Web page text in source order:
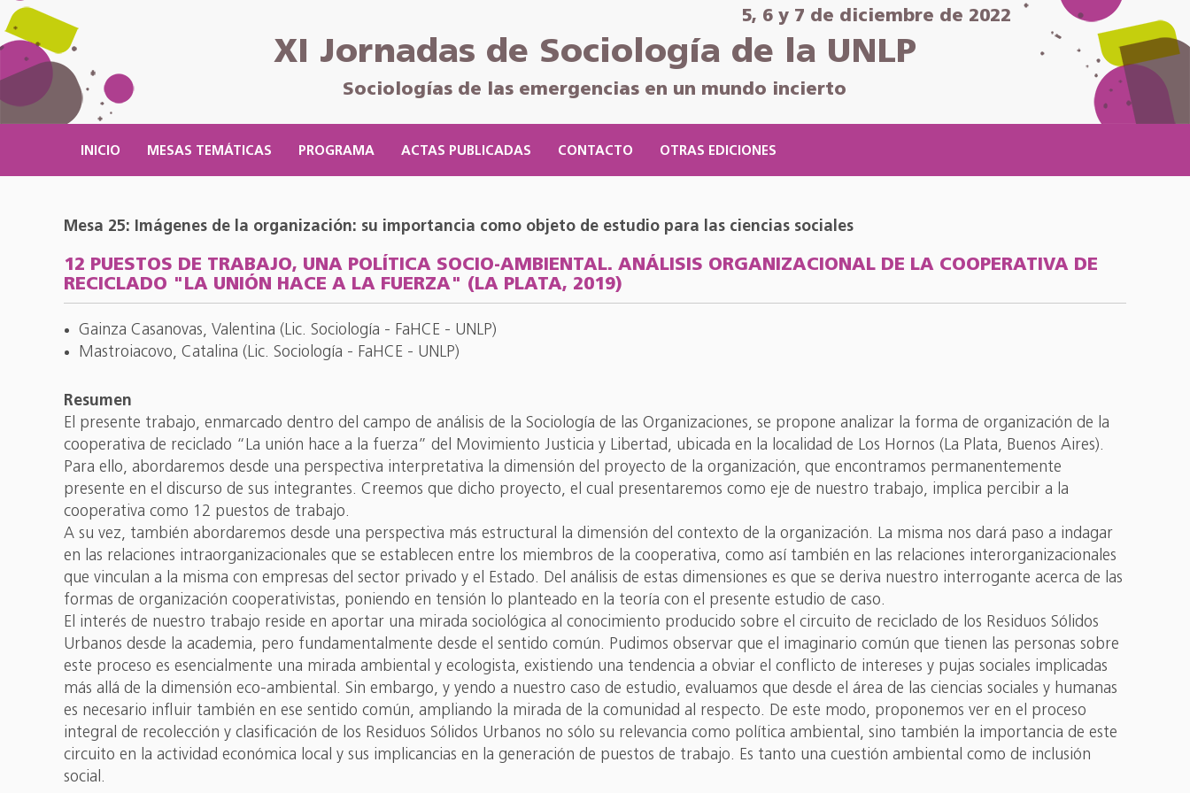
5, 6 y 7 de diciembre de 2022
XI Jornadas de Sociología de la UNLP
Sociologías de las emergencias en un mundo incierto
INICIO MESAS TEMÁTICAS PROGRAMA ACTAS PUBLICADAS CONTACTO OTRAS EDICIONES
Mesa 25: Imágenes de la organización: su importancia como objeto de estudio para las ciencias sociales
12 PUESTOS DE TRABAJO, UNA POLÍTICA SOCIO-AMBIENTAL. ANÁLISIS ORGANIZACIONAL DE LA COOPERATIVA DE
RECICLADO "LA UNIÓN HACE A LA FUERZA" (LA PLATA, 2019)
Gainza Casanovas, Valentina (Lic. Sociología - FaHCE - UNLP)
Mastroiacovo, Catalina (Lic. Sociología - FaHCE - UNLP)
Resumen
El presente trabajo, enmarcado dentro del campo de análisis de la Sociología de las Organizaciones, se propone analizar la forma de organización de la
cooperativa de reciclado “La unión hace a la fuerza” del Movimiento Justicia y Libertad, ubicada en la localidad de Los Hornos (La Plata, Buenos Aires).
Para ello, abordaremos desde una perspectiva interpretativa la dimensión del proyecto de la organización, que encontramos permanentemente
presente en el discurso de sus integrantes. Creemos que dicho proyecto, el cual presentaremos como eje de nuestro trabajo, implica percibir a la
cooperativa como 12 puestos de trabajo.
A su vez, también abordaremos desde una perspectiva más estructural la dimensión del contexto de la organización. La misma nos dará paso a indagar
en las relaciones intraorganizacionales que se establecen entre los miembros de la cooperativa, como así también en las relaciones interorganizacionales
que vinculan a la misma con empresas del sector privado y el Estado. Del análisis de estas dimensiones es que se deriva nuestro interrogante acerca de las
formas de organización cooperativistas, poniendo en tensión lo planteado en la teoría con el presente estudio de caso.
El interés de nuestro trabajo reside en aportar una mirada sociológica al conocimiento producido sobre el circuito de reciclado de los Residuos Sólidos
Urbanos desde la academia, pero fundamentalmente desde el sentido común. Pudimos observar que el imaginario común que tienen las personas sobre
este proceso es esencialmente una mirada ambiental y ecologista, existiendo una tendencia a obviar el conflicto de intereses y pujas sociales implicadas
más allá de la dimensión eco-ambiental. Sin embargo, y yendo a nuestro caso de estudio, evaluamos que desde el área de las ciencias sociales y humanas
es necesario influir también en ese sentido común, ampliando la mirada de la comunidad al respecto. De este modo, proponemos ver en el proceso
integral de recolección y clasificación de los Residuos Sólidos Urbanos no sólo su relevancia como política ambiental, sino también la importancia de este
circuito en la actividad económica local y sus implicancias en la generación de puestos de trabajo. Es tanto una cuestión ambiental como de inclusión
social.